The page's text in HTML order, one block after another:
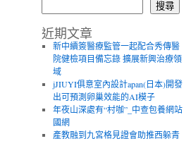
搜尋
近期文章
新中續簽醫療監管一起配合秀傳醫
院健檢項目備忘錄 擴展新興治療領
域
jJIUYI俱意室內設計apan(日本)開發
出可預測卵巢效能的AI模子
年夜山深處有“村咖”_中查包養網站
國網
產教融到九宮格見證會助推西躲青